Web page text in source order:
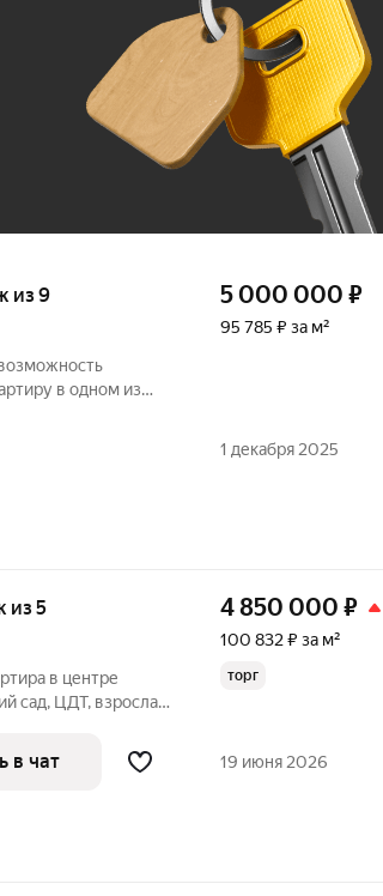
из 9
в одном из
необходимое
5 000 000 ₽
95 785 ₽ за м²
1 декабря 2025
из 5
в центре
сад, ЦДТ, взрослая
Пластиковые окна,
4 850 000 ₽
100 832 ₽ за м²
торг
в чат 19 июня 2026